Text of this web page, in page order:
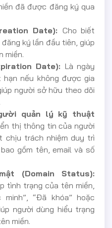
đã được đăng ký qua
Date): Cho biết
ký lần đầu tiên, giúp
miền.
Date): Là ngày
nếu không được gia
người sở hữu theo dõi
quản lý kỹ thuật
thị thông tin của người
chịu trách nhiệm duy trì
gồm tên, email và số
(Domain Status):
tình trạng của tên miền,
“Đã khóa” hoặc
người dùng hiểu trạng
miền.